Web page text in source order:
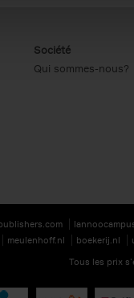
Société
Qui sommes-nous?
meulenhoff.nl
boekerij.nl
Tous les prix